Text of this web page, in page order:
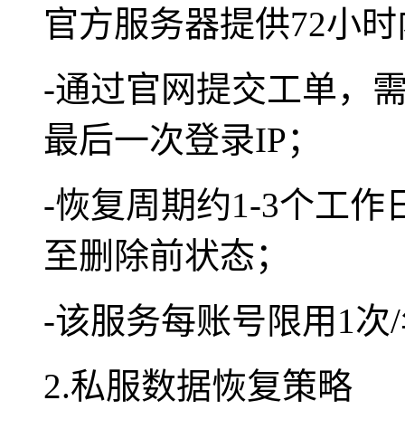
官方服务器提供72小
-通过官网提交工单，
最后一次登录IP；
-恢复周期约1-3个工作
至删除前状态；
-该服务每账号限用1次
2.私服数据恢复策略